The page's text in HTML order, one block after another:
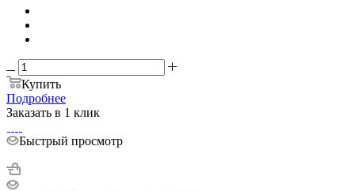
Купить
Подробнее
Заказать в 1 клик
Быстрый просмотр